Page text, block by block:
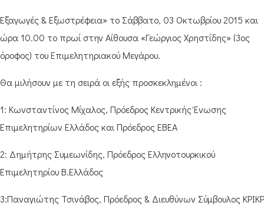
Εξαγωγές & Εξωστρέφεια» το Σάββατο, 03 Οκτωβρίου 2015 και
ώρα 10.00 το πρωί στην Αίθουσα «Γεώργιος Χρηστίδης» (3ος
όροφος) του Επιμελητηριακού Μεγάρου.
Θα μιλήσουν με τη σειρά οι εξής προσκεκλημένοι :
1: Κωνσταντίνος Μίχαλος, Πρόεδρος Κεντρικής Ένωσης
Επιμελητηρίων Ελλάδος και Πρόεδρος ΕΒΕΑ
2: Δημήτρης Συμεωνίδης, Πρόεδρος Ελληνοτουρκικού
Επιμελητηρίου Β.Ελλάδος
3:Παναγιώτης Τσινάβος, Πρόεδρος & Διευθύνων Σύμβουλος